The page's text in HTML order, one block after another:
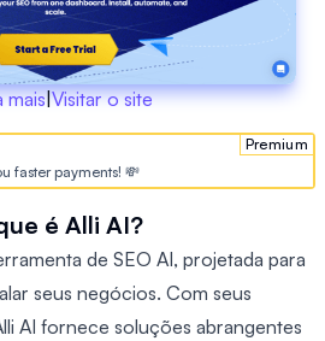
mais|Visitar o site
Premium
faster payments! 💸
é Alli AI?
de SEO AI, projetada para
seus negócios. Com seus
AI fornece soluções abrangentes